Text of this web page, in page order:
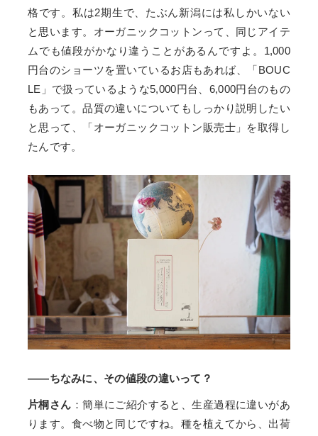
格です。私は2期生で、たぶん新潟には私しかいない
と思います。オーガニックコットンって、同じアイテ
ムでも値段がかなり違うことがあるんですよ。1,000
円台のショーツを置いているお店もあれば、「BOUC
LE」で扱っているような5,000円台、6,000円台のもの
もあって。品質の違いについてもしっかり説明したい
と思って、「オーガニックコットン販売士」を取得し
たんです。
――ちなみに、その値段の違いって？
片桐さん ：簡単にご紹介すると、生産過程に違いがあ
ります。食べ物と同じですね。種を植えてから、出荷